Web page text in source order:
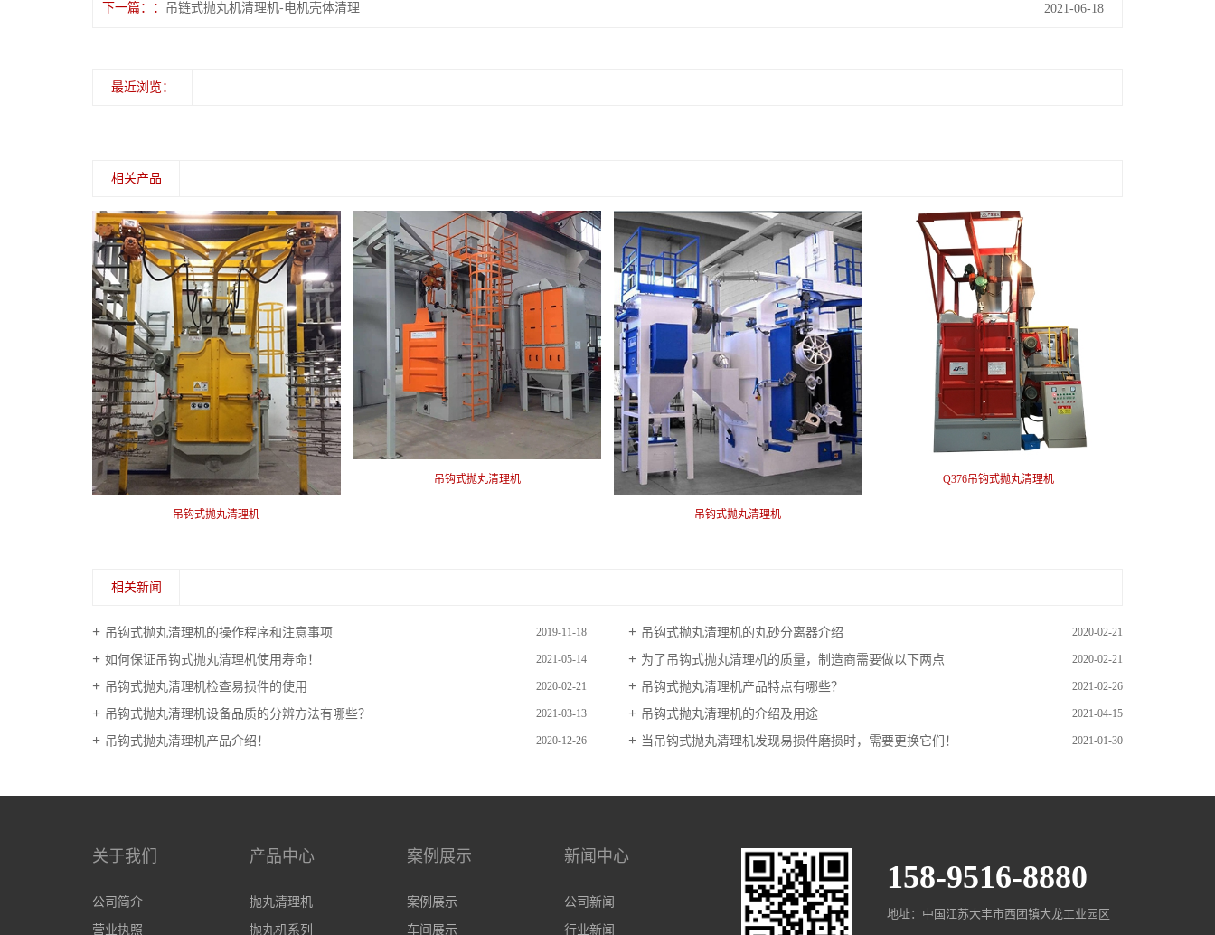
下一篇： 吊链式抛丸机清理机-电机壳体清理 2021-06-18
最近浏览：
相关产品
吊钩式抛丸清理机
吊钩式抛丸清理机
吊钩式抛丸清理机
Q376吊钩式抛丸清理机
相关新闻
吊钩式抛丸清理机的操作程序和注意事项 2019-11-18 吊钩式抛丸清理机的丸砂分离器介绍 2020-02-21
如何保证吊钩式抛丸清理机使用寿命！ 2021-05-14 为了吊钩式抛丸清理机的质量，制造商需要做以下两点 2020-02-21
吊钩式抛丸清理机检查易损件的使用 2020-02-21 吊钩式抛丸清理机产品特点有哪些？ 2021-02-26
吊钩式抛丸清理机设备品质的分辨方法有哪些？ 2021-03-13 吊钩式抛丸清理机的介绍及用途 2021-04-15
吊钩式抛丸清理机产品介绍！ 2020-12-26 当吊钩式抛丸清理机发现易损件磨损时，需要更换它们！ 2021-01-30
关于我们
公司简介
营业执照
产品中心
抛丸清理机
抛丸机系列
案例展示
案例展示
车间展示
新闻中心
公司新闻
行业新闻
158-9516-8880
地址：中国江苏大丰市西团镇大龙工业园区